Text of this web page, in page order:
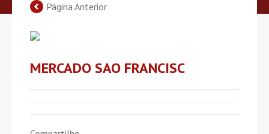
Página Anterior
MERCADO SAO FRANCISC